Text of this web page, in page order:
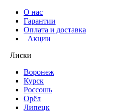
О нас
Гарантии
Оплата и доставка
Акции
Лиски
Воронеж
Курск
Россошь
Орёл
Липецк